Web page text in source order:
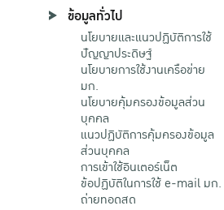
ข้อมูลทั่วไป
นโยบายและแนวปฏิบัติการใช้
ปัญญาประดิษฐ์
นโยบายการใช้งานเครือข่าย
มก.
นโยบายคุ้มครองข้อมูลส่วน
บุคคล
แนวปฏิบัติการคุ้มครองข้อมูล
ส่วนบุคคล
การเข้าใช้อินเตอร์เน็ต
ข้อปฏิบัติในการใช้ e-mail มก.
ถ่ายทอดสด